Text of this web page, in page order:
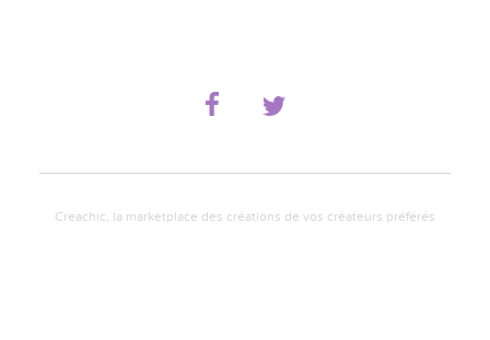
Creachic, la marketplace des créations de vos créateurs préférés